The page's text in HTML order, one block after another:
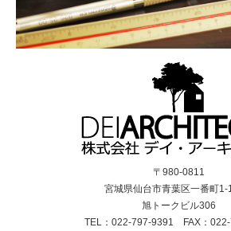
冨田マテックス株式会社
仙台工場
鉄骨3階建ての工場です。団地
かりで閑散としていました。
本計画で重要視したのは、こ
続けることであると考えまし
た。ここで働きたい、この建
して設
背後に
海道の
建設機
とで、
なり、
〒980-0811
宮城県仙台市青葉区一番町1-
旭トークビル306
TEL：022-797-9391 FAX：